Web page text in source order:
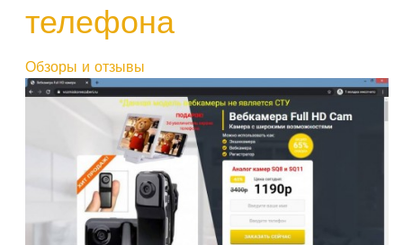
телефона
Обзоры и отзывы